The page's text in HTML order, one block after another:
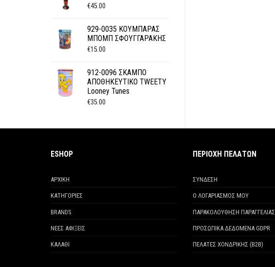
€45.00
929-0035 ΚΟΥΜΠΑΡΑΣ
ΜΠΟΜΠ ΣΦΟΥΓΓΑΡΑΚΗΣ
€15.00
912-0096 ΣΚΑΜΠΟ
ΑΠΟΘΗΚΕΥΤΙΚΟ TWEETY
Looney Tunes
€35.00
ESHOP
ΑΡΧΙΚΗ
ΚΑΤΗΓΟΡΙΕΣ
BRANDS
ΝΕΕΣ ΑΦΙΞΕΙΣ
ΚΑΛΑΘΙ
ΠΕΡΙΟΧΗ ΠΕΛΑΤΩΝ
ΣΥΝΔΕΣΗ
Ο ΛΟΓΑΡΙΑΣΜΟΣ ΜΟΥ
ΠΑΡΑΚΟΛΟΥΘΗΣΗ ΠΑΡΑΓΓΕΛΙΑΣ
ΠΡΟΣΩΠΙΚΑ ΔΕΔΟΜΕΝΑ GDPR
ΠΕΛΑΤΕΣ ΧΟΝΔΡΙΚΗΣ (Β2Β)